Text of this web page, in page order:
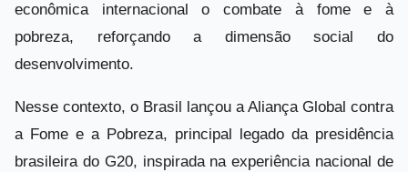
econômica internacional o combate à fome e à
pobreza, reforçando a dimensão social do
desenvolvimento.
Nesse contexto, o Brasil lançou a Aliança Global contra
a Fome e a Pobreza, principal legado da presidência
brasileira do G20, inspirada na experiência nacional de